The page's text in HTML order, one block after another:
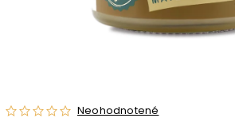
Neohodnotené